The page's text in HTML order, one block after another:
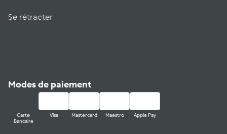
Se rétracter
Modes de paiement
Carte
Bancaire
Visa Mastercard Maestro Apple Pay